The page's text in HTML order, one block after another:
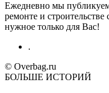
Ежедневно мы
ремонте и
нужное только для Вас!
.
© Overbag.ru
БОЛЬШЕ ИСТОРИЙ